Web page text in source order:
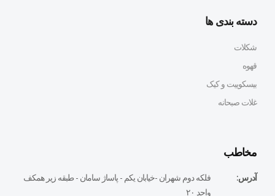
دسته بندی ها
شکلات
قهوه
بیسکوییت و کیک
غلات صبحانه
مخاطب
آدرس:
فلكه دوم شهران -خيابان يكم - پاساژ سامان - طبقه زير همكف
واحد ٢٠